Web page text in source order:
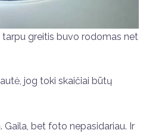
tarpu greitis buvo rodomas net
jog toki skaičiai būtų
bet foto nepasidariau. Ir